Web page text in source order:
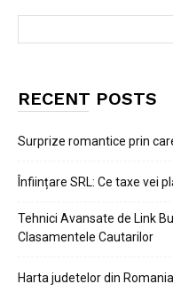
RECENT POSTS
Surprize romantice prin
Înființare SRL: Ce taxe vei
Tehnici Avansate de Link
Clasamentele Cautarilor
Harta judetelor din